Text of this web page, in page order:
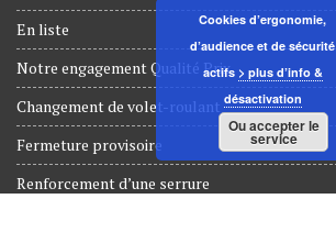
En liste
Notre engagement Qualité Prix
Changement de volet-roulant
Fermeture provisoire
Renforcement d’une serrure
Cookies d’ergonomie,
d’audience et de sécurité
actifs > plus d’info &
désactivation
Ou accepter le
service